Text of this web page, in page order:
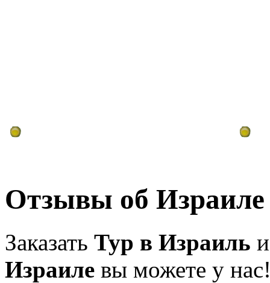
Отзывы об Израиле
Заказать Тур в Израиль
Израиле вы можете у